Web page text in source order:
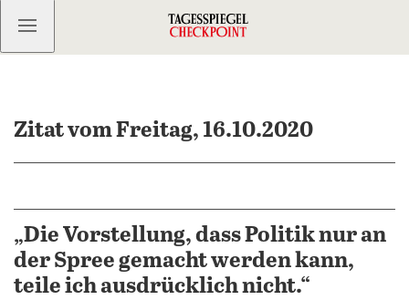
Kostenlos anmelden
Zitat vom Freitag, 16.10.2020
„Die Vorstellung, dass Politik nur an
der Spree gemacht werden kann,
teile ich ausdrücklich nicht.“